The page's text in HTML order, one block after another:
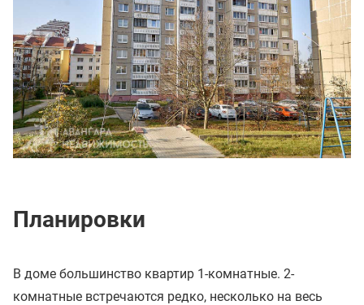
Планировки
В доме большинство квартир 1-комнатные. 2-
комнатные встречаются редко, несколько на весь